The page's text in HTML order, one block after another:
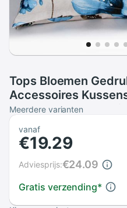
Tops Bloemen
Accessoires
Bed Kamer
Дакимакура
Meerdere varianten
vanaf
€19.29
Gratis verzending*
Adviesprijs:€24.09